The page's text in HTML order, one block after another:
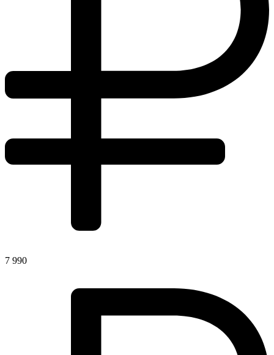
7 990